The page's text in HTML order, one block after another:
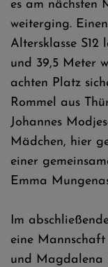
es am nächsten
weiterging.
Altersklasse S12
und 39,5 Meter
achten Platz
Rommel aus
Johannes
Mädchen, hier
einer
Emma
Im
eine
und Magdalena